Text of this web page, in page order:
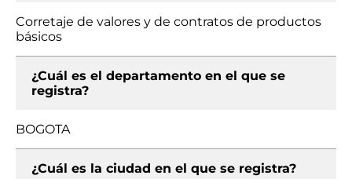
Corretaje de valores y de contratos de productos
básicos
¿Cuál es el departamento en el que se
registra?
BOGOTA
¿Cuál es la ciudad en el que se registra?